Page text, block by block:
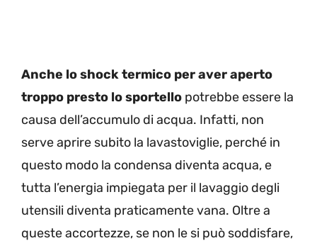
Anche lo shock termico per aver aperto
troppo presto lo sportello potrebbe essere la
causa dell’accumulo di acqua. Infatti, non
serve aprire subito la lavastoviglie, perché in
questo modo la condensa diventa acqua, e
tutta l’energia impiegata per il lavaggio degli
utensili diventa praticamente vana. Oltre a
queste accortezze, se non le si può soddisfare,